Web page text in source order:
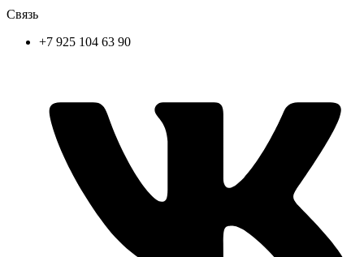
Связь
+7 925 104 63 90